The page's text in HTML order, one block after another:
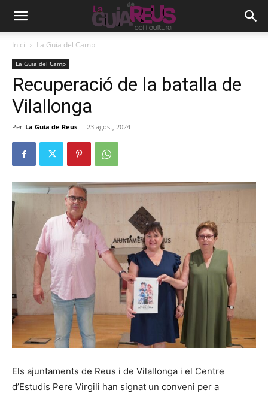
Inici La Guia del Camp
La Guia del Camp
Recuperació de la batalla de
Vilallonga
Per La Guia de Reus - 23 agost, 2024
Els ajuntaments de Reus i de Vilallonga i el Centre
d’Estudis Pere Virgili han signat un conveni per a